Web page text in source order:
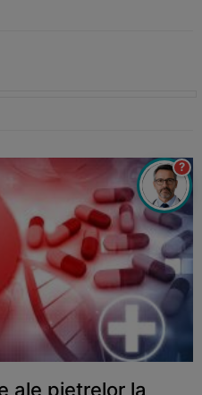
ale pietrelor la
?